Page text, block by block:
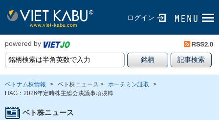
ログイン
powered by
ベトナム株情報 > ベト株ニュース > ホーチミン証取
>
HAG：2026年定時株主総会決議事項抜粋
ベト株ニュース